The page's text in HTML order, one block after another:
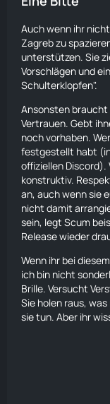
Auch wenn ihr
Zagreb zu
unterstützen. Sie
Vorschlägen und
Schulterklopfen".
Ansonsten braucht
Vertrauen. Gebt
noch vorhaben.
festgestellt habt
offiziellen Discord).
konstruktiv.
an, auch wenn sie
nicht damit
sein, legt Scum
Release wieder
Wenn ihr bei
ich bin nicht
Brille. Versucht
Sie holen raus,
sie tun. Aber ihr